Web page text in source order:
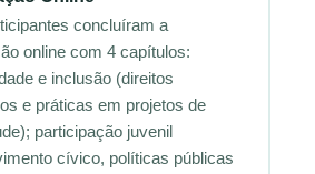
concluíram a
online com 4 capítulos:
e inclusão (direitos
e práticas em projetos de
participação juvenil
cívico, políticas públicas